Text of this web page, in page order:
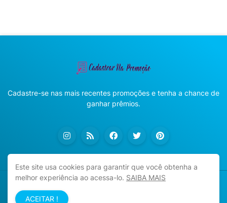
Cadastre-se nas mais recentes promoções e tenha a chance de
ganhar prêmios.
Este site usa cookies para garantir que você obtenha a
melhor experiência ao acessa-lo. SAIBA MAIS
ACEITAR !